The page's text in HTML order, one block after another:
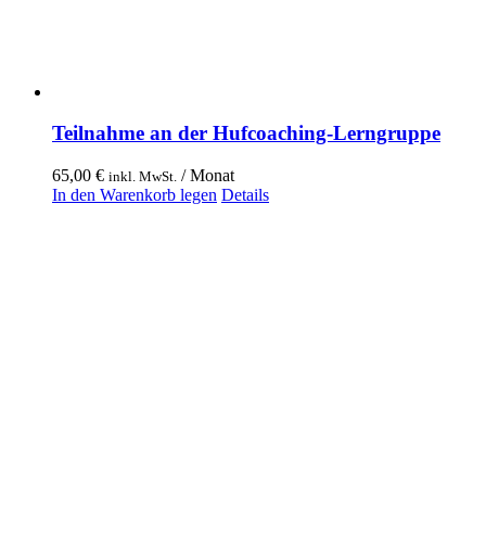
Teilnahme an der Hufcoaching-Lerngruppe
65,00 € inkl. MwSt. / Monat
In den Warenkorb legen Details